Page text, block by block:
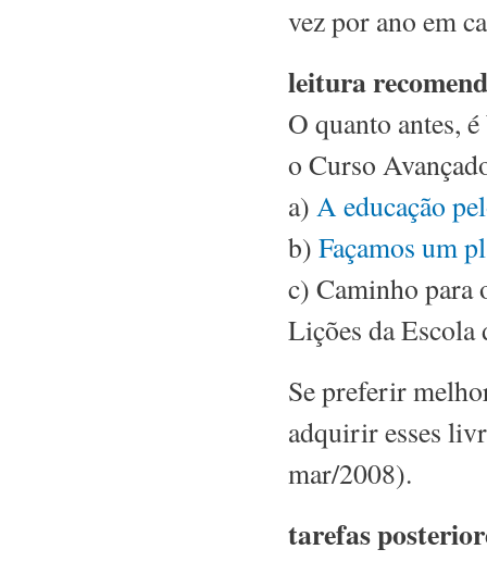
vez por ano em
leitura
O quanto antes,
o Curso
a) A educação
b) Façamos um
c) Caminho para
Lições da
Se preferir
adquirir esses
mar/2008).
tarefas